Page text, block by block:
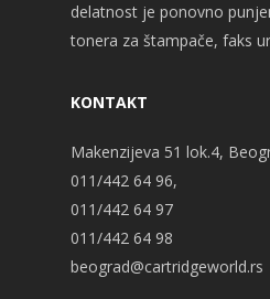
delatnost je ponovno
tonera za štampače, faks
KONTAKT
Makenzijeva 51 lok.4,
011/442 64 96,
011/442 64 97
011/442 64 98
beograd@cartridgeworld.rs